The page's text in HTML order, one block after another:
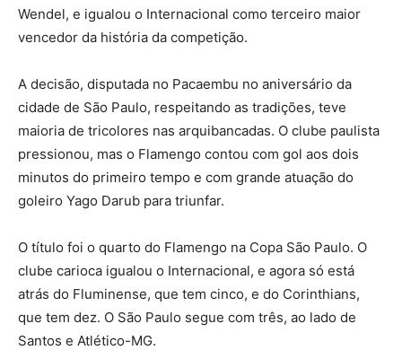
Wendel, e igualou o Internacional como terceiro maior
vencedor da história da competição.
A decisão, disputada no Pacaembu no aniversário da
cidade de São Paulo, respeitando as tradições, teve
maioria de tricolores nas arquibancadas. O clube paulista
pressionou, mas o Flamengo contou com gol aos dois
minutos do primeiro tempo e com grande atuação do
goleiro Yago Darub para triunfar.
O título foi o quarto do Flamengo na Copa São Paulo. O
clube carioca igualou o Internacional, e agora só está
atrás do Fluminense, que tem cinco, e do Corinthians,
que tem dez. O São Paulo segue com três, ao lado de
Santos e Atlético-MG.